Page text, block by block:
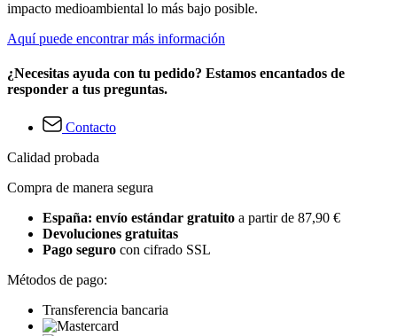
impacto medioambiental lo más bajo posible.
Aquí puede encontrar más información
¿Necesitas ayuda con tu pedido? Estamos encantados de
responder a tus preguntas.
Contacto
Calidad probada
Compra de manera segura
España: envío estándar gratuito a partir de 87,90 €
Devoluciones gratuitas
Pago seguro con cifrado SSL
Métodos de pago:
Transferencia bancaria